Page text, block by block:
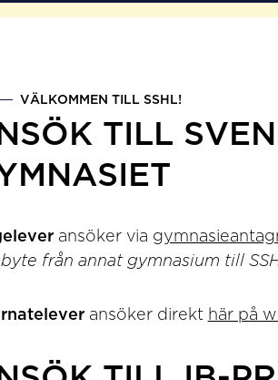
VÄLKOMMEN TILL SSHL!
TILL
ansöker via
från annat gymnasium till
ansöker direkt här på